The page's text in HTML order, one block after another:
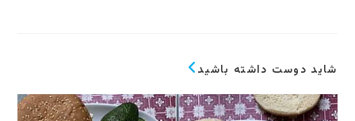
شاید دوست داشته باشید